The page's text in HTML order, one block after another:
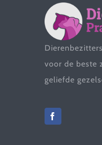
voor de beste
geliefde